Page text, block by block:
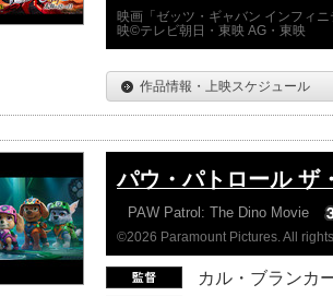
映画「ゼッツ・ギャバン インフィ
映©テレビ朝日・東映 AG・東映
作品情報・上映スケジュール
パウ・パトロール ザ
PAW Patrol: The Dino Movie
©2026 Paramount Pictures. All
カル・ブランカ